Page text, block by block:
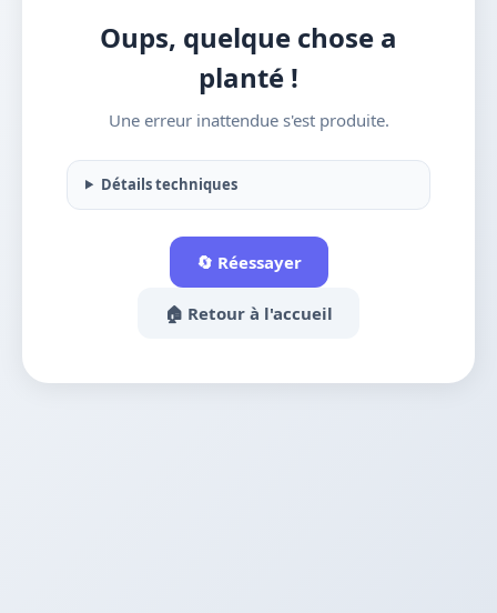
Oups, quelque chose a
planté !
Une erreur inattendue s'est produite.
Détails techniques
🔄 Réessayer
🏠 Retour à l'accueil